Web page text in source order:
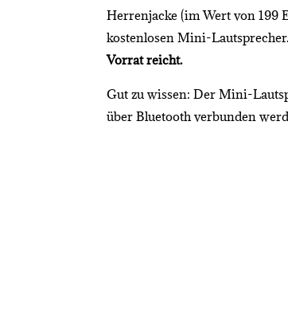
Herrenjacke (im Wert von 199
kostenlosen Mini-
Vorrat reicht.
Gut zu wissen: Der Mini-
über Bluetooth verbunden